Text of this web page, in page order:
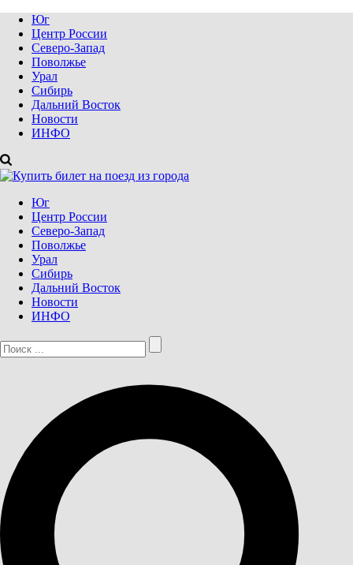
Юг
Центр России
Северо-Запад
Поволжье
Урал
Сибирь
Дальний Восток
Новости
ИНФО
Юг
Центр России
Северо-Запад
Поволжье
Урал
Сибирь
Дальний Восток
Новости
ИНФО